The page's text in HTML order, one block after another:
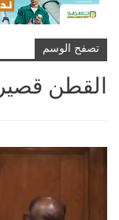
تصفح الوسم
القطن قصير